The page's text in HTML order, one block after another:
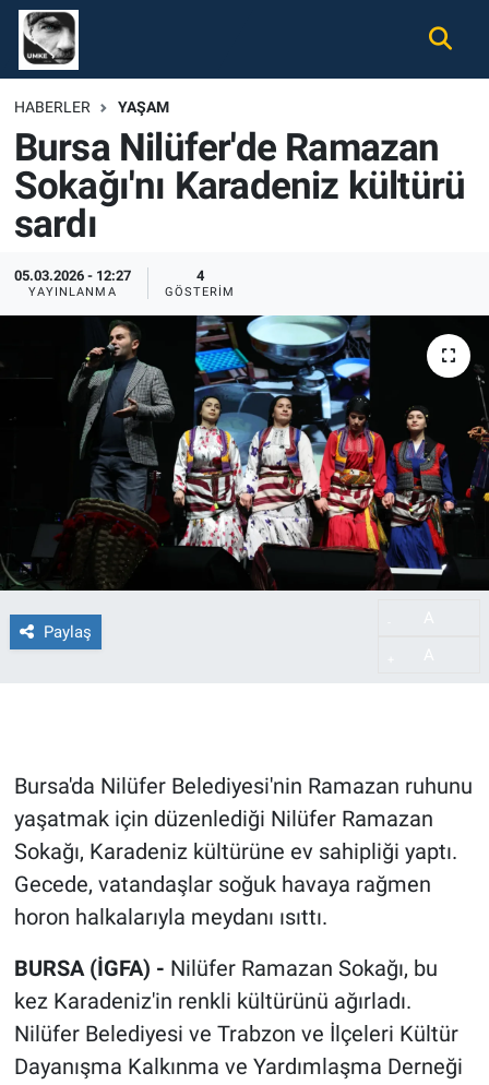
HABERLER YAŞAM
Bursa Nilüfer'de Ramazan
Sokağı'nı Karadeniz kültürü
sardı
05.03.2026 - 12:27
YAYINLANMA
4
GÖSTERIM
Paylaş
Bursa'da Nilüfer Belediyesi'nin Ramazan ruhunu
yaşatmak için düzenlediği Nilüfer Ramazan
Sokağı, Karadeniz kültürüne ev sahipliği yaptı.
Gecede, vatandaşlar soğuk havaya rağmen
horon halkalarıyla meydanı ısıttı.
BURSA (İGFA) - Nilüfer Ramazan Sokağı, bu
kez Karadeniz'in renkli kültürünü ağırladı.
Nilüfer Belediyesi ve Trabzon ve İlçeleri Kültür
Dayanışma Kalkınma ve Yardımlaşma Derneği
Gündem
Ekonomi
Spor
Tüm Haberler
İletişim
Künye
Nöbetçi Eczaneler
Hava Durumu
Namaz Vakitleri
Süper Lig Puan Durumu ve Fikstür
Tüm Manşetler
Son Dakika Haberleri
Haber Arşivi